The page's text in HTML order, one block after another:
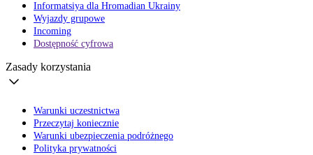
Informatsiya dla Hromadian Ukrainy
Wyjazdy grupowe
Incoming
Dostępność cyfrowa
Zasady korzystania
Warunki uczestnictwa
Przeczytaj koniecznie
Warunki ubezpieczenia podróżnego
Polityka prywatności